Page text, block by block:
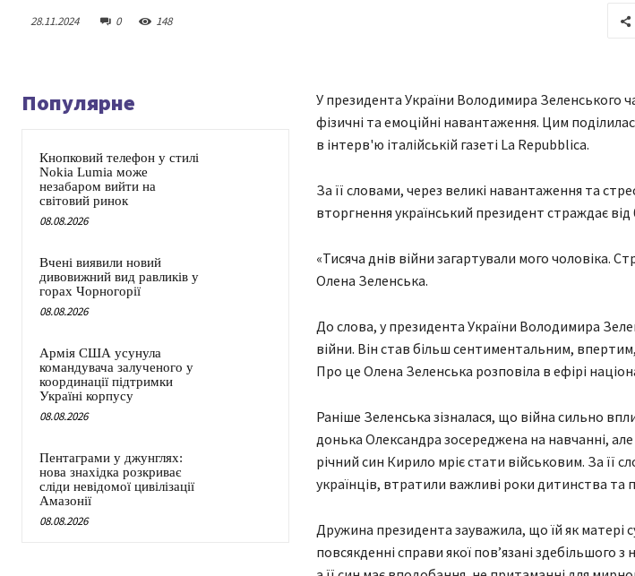
28.11.2024 0 148
Популярне
Кнопковий телефон у стилі
Nokia Lumia може
незабаром вийти на
світовий ринок
08.08.2026
Вчені виявили новий
дивовижний вид равликів у
горах Чорногорії
08.08.2026
Армія США усунула
командувача залученого у
координації підтримки
Україні корпусу
08.08.2026
Пентаграми у джунглях:
нова знахідка розкриває
сліди невідомої цивілізації
Амазонії
08.08.2026
У президента України Володимира Зеленського
фізичні та емоційні навантаження. Цим
в інтерв'ю італійській газеті La Repubblica.
За її словами, через великі навантаження та
вторгнення український президент страждає від
«Тисяча днів війни загартували мого чоловіка.
Олена Зеленська.
До слова, у президента України Володимира
війни. Він став більш сентиментальним,
Про це Олена Зеленська розповіла в ефірі
Раніше Зеленська зізналася, що війна сильно
донька Олександра зосереджена на навчанні,
річний син Кирило мріє стати військовим. За її
українців, втратили важливі роки дитинства та
Дружина президента зауважила, що їй як матері
повсякденні справи якої пов’язані здебільшого